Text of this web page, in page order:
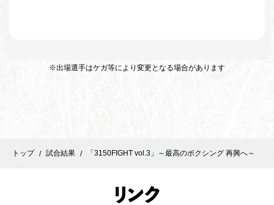
※出場選手はケガ等により変更となる場合があります
トップ / 試合結果 / 「3150FIGHT vol.3」​～最高のボクシング 再興へ～​
リンク